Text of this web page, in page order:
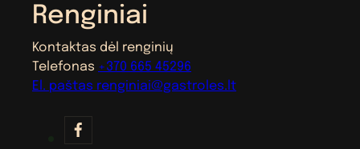
Renginiai
Kontaktas dėl renginių
Telefonas +370 665 45296
El. paštas renginiai@gastroles.lt